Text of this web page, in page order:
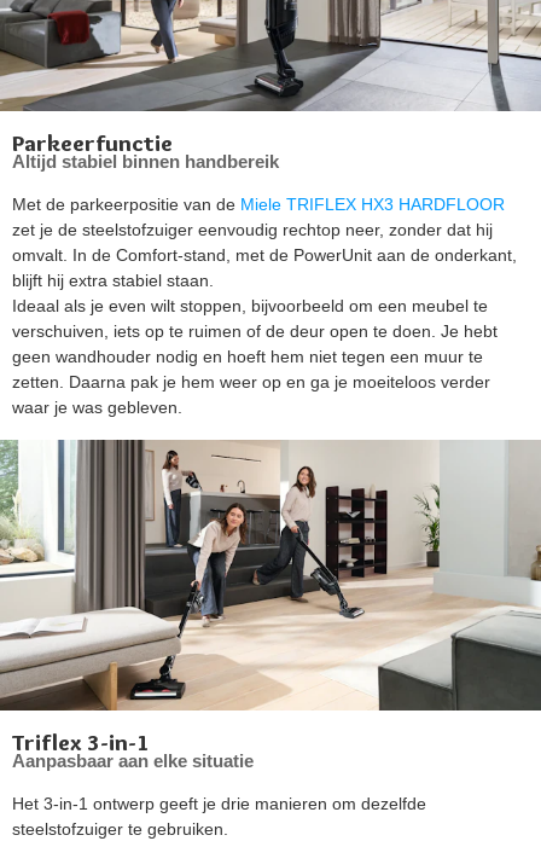
Parkeerfunctie
Altijd stabiel binnen handbereik
Met de parkeerpositie van de Miele TRIFLEX HX3 HARDFLOOR
zet je de steelstofzuiger eenvoudig rechtop neer, zonder dat hij
omvalt. In de Comfort-stand, met de PowerUnit aan de onderkant,
blijft hij extra stabiel staan.
Ideaal als je even wilt stoppen, bijvoorbeeld om een meubel te
verschuiven, iets op te ruimen of de deur open te doen. Je hebt
geen wandhouder nodig en hoeft hem niet tegen een muur te
zetten. Daarna pak je hem weer op en ga je moeiteloos verder
waar je was gebleven.
Triflex 3-in-1
Aanpasbaar aan elke situatie
Het 3-in-1 ontwerp geeft je drie manieren om dezelfde
steelstofzuiger te gebruiken.